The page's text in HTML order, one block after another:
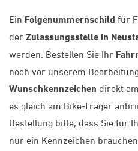
Ein Folgenummernschild für
der Zulassungsstelle in
werden. Bestellen Sie Ihr
noch vor unserem
Wunschkennzeichen direkt
es gleich am Bike-Träger
Bestellung bitte, dass Sie für
nur ein Kennzeichen